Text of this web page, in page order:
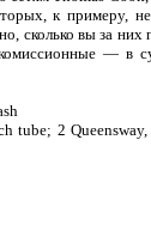
к примеру,
сколько вы за
— в
tube; 2